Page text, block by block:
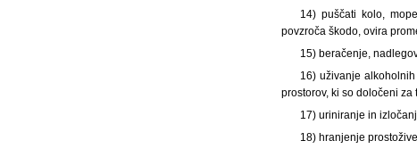
14) puščati kolo,
povzroča škodo, ovira
15) beračenje,
16) uživanje
prostorov, ki so določeni
17) uriniranje in
18) hranjenje